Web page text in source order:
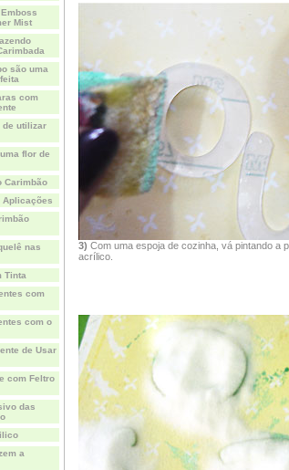
Mist
são uma
com
de utilizar
flor de
Carimbão
Aplicações
nas
Tinta
com
com o
de Usar
com Feltro
das
a
3) Com uma espoja de cozinha, vá pintando a
acrílico.